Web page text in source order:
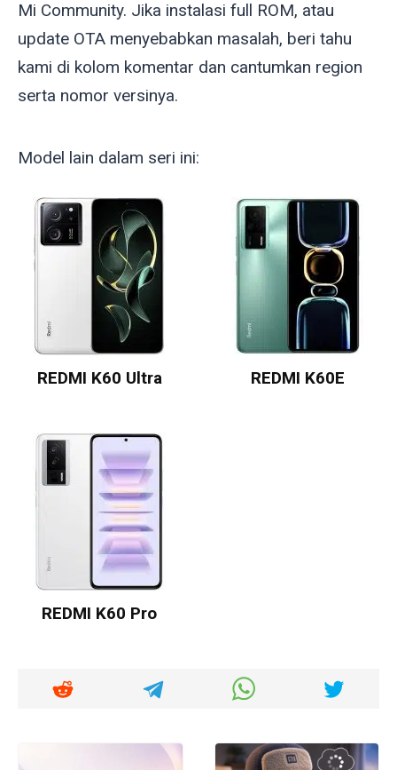
Mi Community. Jika instalasi full ROM, atau
update OTA menyebabkan masalah, beri tahu
kami di kolom komentar dan cantumkan region
serta nomor versinya.
Model lain dalam seri ini:
REDMI K60 Ultra REDMI K60E
REDMI K60 Pro